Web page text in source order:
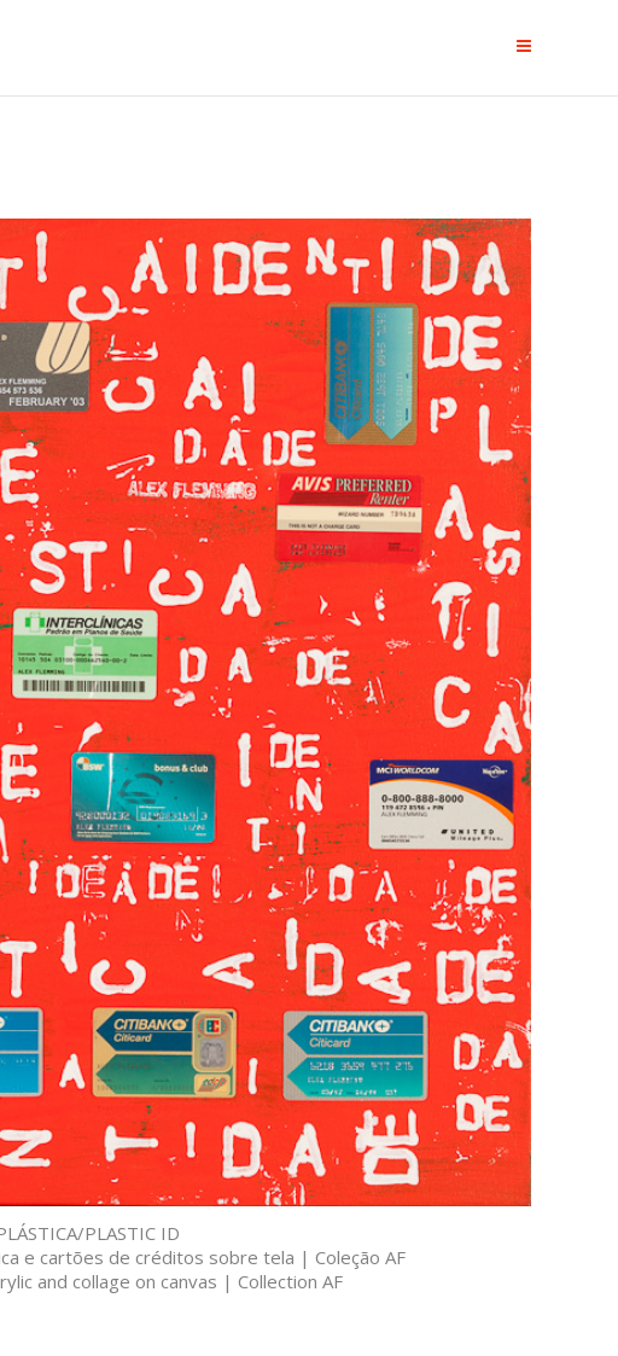
PLASTIC ID
e cartões de créditos sobre tela | Coleção AF
and collage on canvas | Collection AF